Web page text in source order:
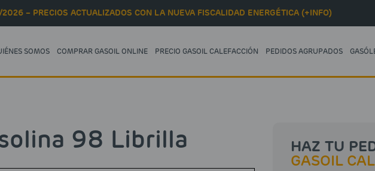
– PRECIOS ACTUALIZADOS CON LA NUEVA FISCALIDAD ENERGÉTICA (+INFO)
SOMOS COMPRAR GASOIL ONLINE PRECIO GASOIL CALEFACCIÓN PEDIDOS AGRUPADOS
98 Librilla HAZ TU
GASOIL